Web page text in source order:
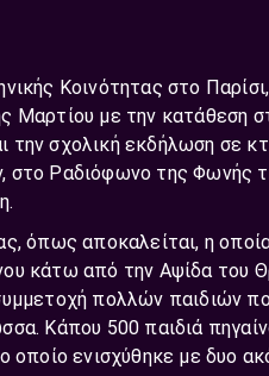
Κοινότητας στο
Μαρτίου με την κατάθεση
την σχολική εκδήλωση σε
στο Ραδιόφωνο της Φωνής
όπως αποκαλείται, η
κάτω από την Αψίδα του
πολλών παιδιών
Κάπου 500 παιδιά
οποίο ενισχύθηκε με δυο